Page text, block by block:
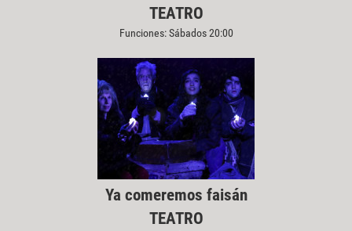
TEATRO
Funciones: Sábados 20:00
Ya comeremos faisán
TEATRO